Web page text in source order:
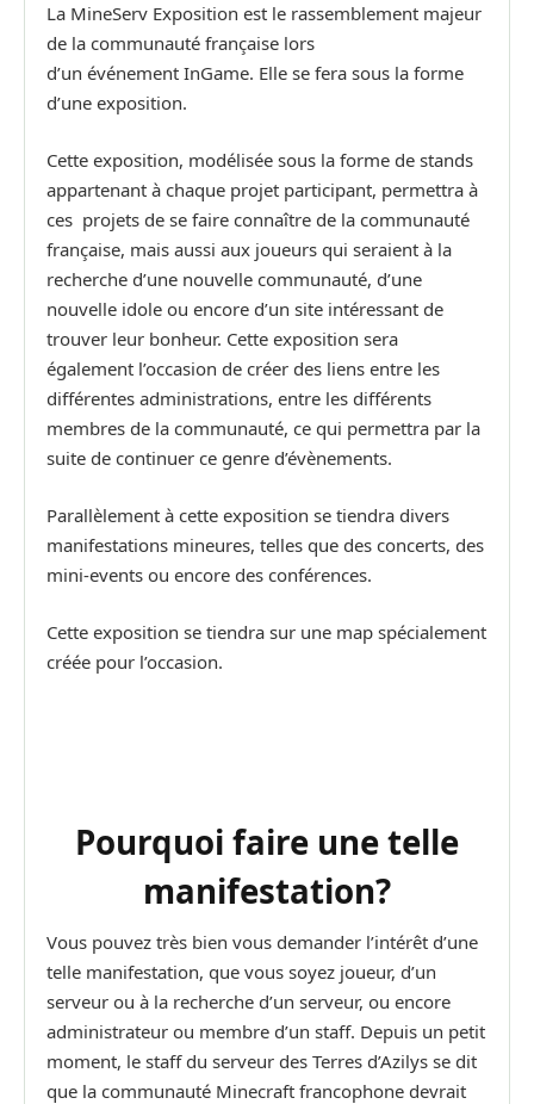
La MineServ Exposition est le rassemblement majeur
de la communauté française lors
d’un événement InGame. Elle se fera sous la forme
d’une exposition.
Cette exposition, modélisée sous la forme de stands
appartenant à chaque projet participant, permettra à
ces projets de se faire connaître de la communauté
française, mais aussi aux joueurs qui seraient à la
recherche d’une nouvelle communauté, d’une
nouvelle idole ou encore d’un site intéressant de
trouver leur bonheur. Cette exposition sera
également l’occasion de créer des liens entre les
différentes administrations, entre les différents
membres de la communauté, ce qui permettra par la
suite de continuer ce genre d’évènements.
Parallèlement à cette exposition se tiendra divers
manifestations mineures, telles que des concerts, des
mini-events ou encore des conférences.
Cette exposition se tiendra sur une map spécialement
créée pour l’occasion.
Pourquoi faire une telle
manifestation?
Vous pouvez très bien vous demander l’intérêt d’une
telle manifestation, que vous soyez joueur, d’un
serveur ou à la recherche d’un serveur, ou encore
administrateur ou membre d’un staff. Depuis un petit
moment, le staff du serveur des Terres d’Azilys se dit
que la communauté Minecraft francophone devrait